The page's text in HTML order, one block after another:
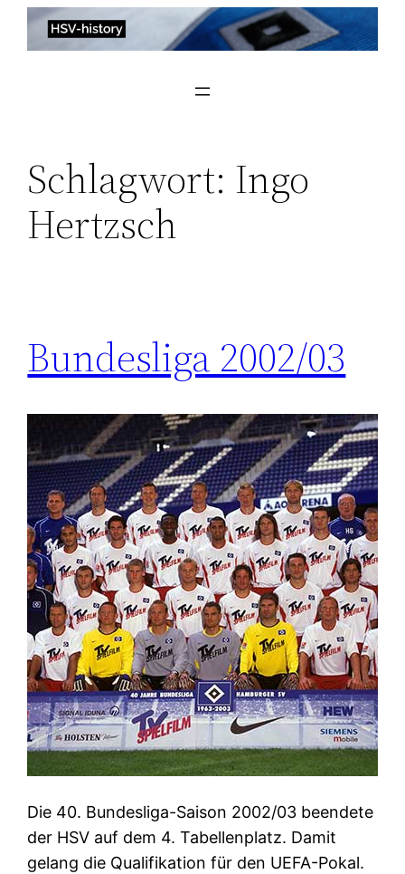
Zum
Inhalt
Schlagwort: Ingo
Hertzsch
Bundesliga 2002/03
Die 40. Bundesliga-Saison 2002/03 beendete
der HSV auf dem 4. Tabellenplatz. Damit
gelang die Qualifikation für den UEFA-Pokal.